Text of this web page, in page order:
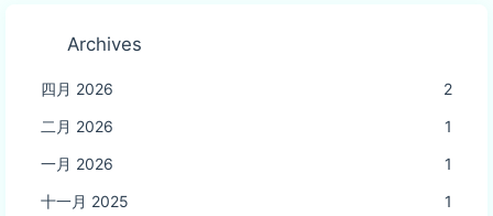
Archives
四月 2026
2
二月 2026
1
一月 2026
1
十一月 2025
1